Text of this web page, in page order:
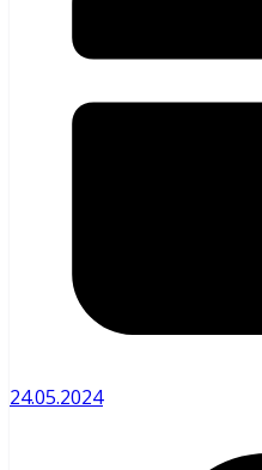
24.05.2024